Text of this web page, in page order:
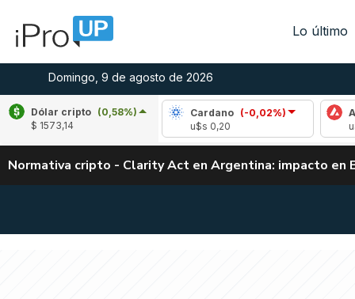
Lo último
Domingo, 9 de agosto de 2026
Dólar cripto (0,58%)
$ 1573,14
(0,23%)
Cardano (-0,02%)
Avalanche
Normativa cripto - Clarity Act en Argentina: impacto en